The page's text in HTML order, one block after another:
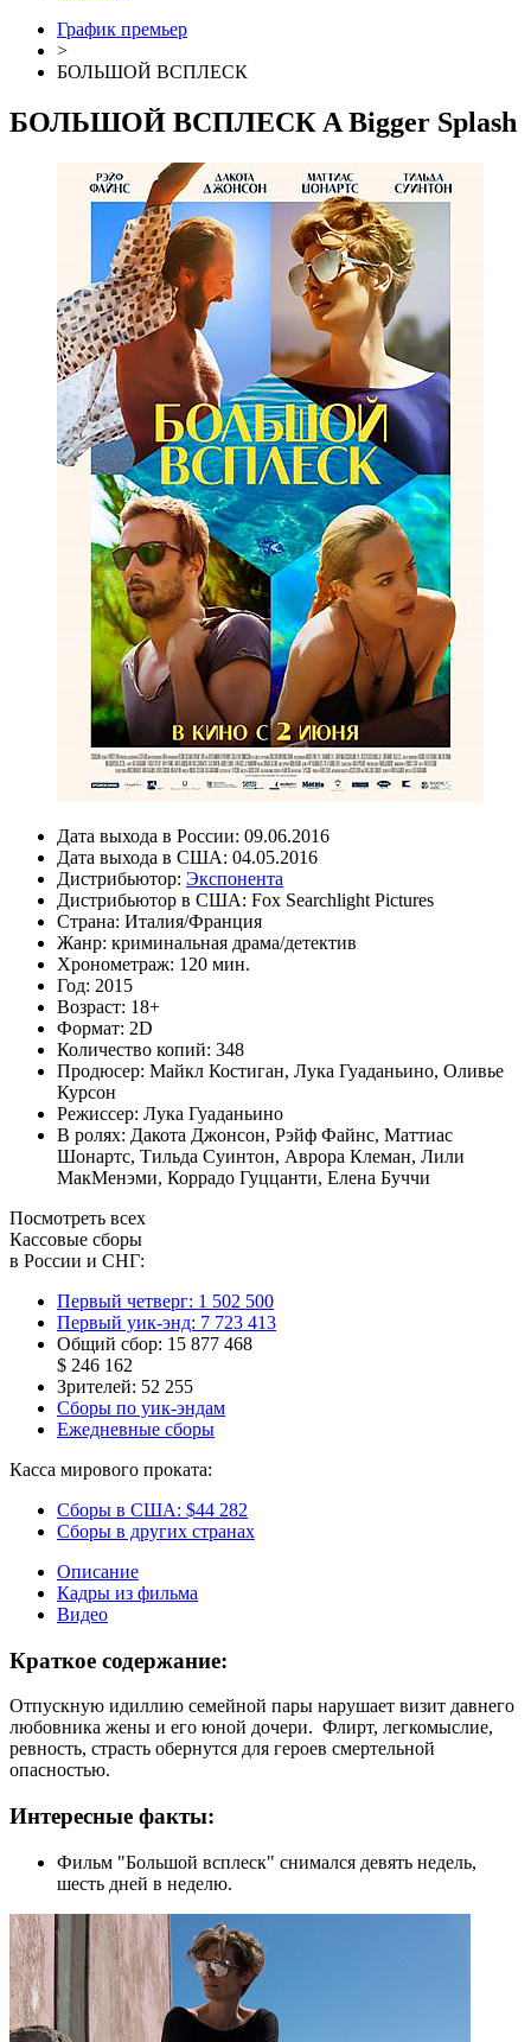
График премьер
>
БОЛЬШОЙ ВСПЛЕСК
БОЛЬШОЙ ВСПЛЕСК A Bigger Splash
Дата выхода в России: 09.06.2016
Дата выхода в США: 04.05.2016
Дистрибьютор: Экспонента
Дистрибьютор в США: Fox Searchlight Pictures
Страна: Италия/Франция
Жанр: криминальная драма/детектив
Хронометраж: 120 мин.
Год: 2015
Возраст: 18+
Формат: 2D
Количество копий: 348
Продюсер: Майкл Костиган, Лука Гуаданьино, Оливье
Курсон
Режиссер: Лука Гуаданьино
В ролях: Дакота Джонсон, Рэйф Файнс, Маттиас
Шонартс, Тильда Суинтон, Аврора Клеман, Лили
МакМенэми, Коррадо Гуццанти, Елена Буччи
Посмотреть всех
Кассовые сборы
в России и СНГ:
Первый четверг: 1 502 500
Первый уик-энд: 7 723 413
Общий сбор: 15 877 468
$ 246 162
Зрителей: 52 255
Сборы по уик-эндам
Ежедневные сборы
Касса мирового проката:
Сборы в США: $44 282
Сборы в других странах
Описание
Кадры из фильма
Видео
Краткое содержание:
Отпускную идиллию семейной пары нарушает визит давнего
любовника жены и его юной дочери. Флирт, легкомыслие,
ревность, страсть обернутся для героев смертельной
опасностью.
Интересные факты:
Фильм "Большой всплеск" снимался девять недель,
шесть дней в неделю.